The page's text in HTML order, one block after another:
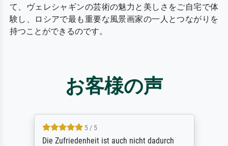
て、ヴェレシャギンの芸術の魅力と美しさをご自宅で体
験し、ロシアで最も重要な風景画家の一人とつながりを
持つことができるのです。
お客様の声
5 / 5
Die Zufriedenheit ist auch nicht dadurch